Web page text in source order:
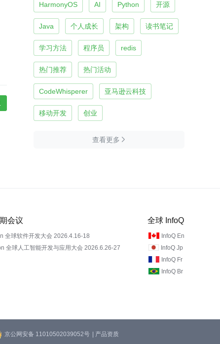
HarmonyOS AI Python 开源
Java 个人成长 架构 读书笔记
学习方法 程序员 redis
热门推荐 热门活动
CodeWhisperer 亚马逊云科技
移动开发 创业
查看更多 
会议
全球软件开发大会 2026.4.16-18
全球人工智能开发与应用大会 2026.6.26-27
全球 InfoQ
InfoQ En
InfoQ Jp
InfoQ Fr
InfoQ Br
京公网安备 11010502039052号 | 产品资质